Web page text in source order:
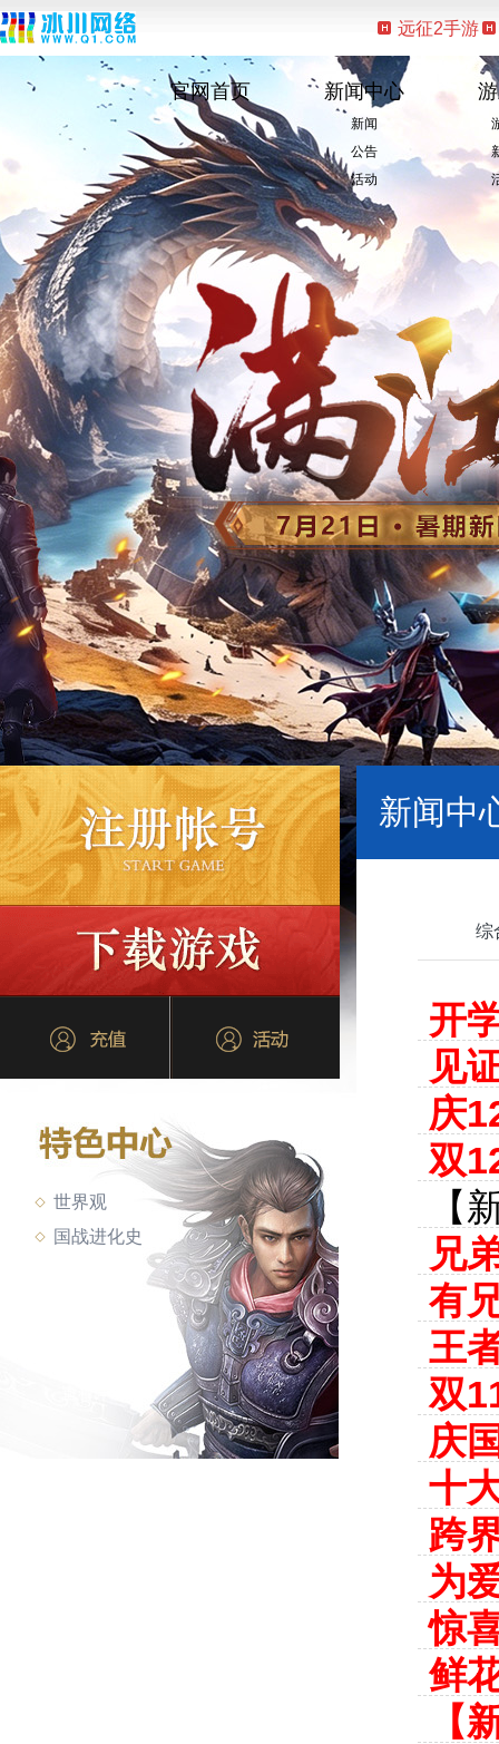
远征2手游
官网首页 新闻中心
新闻
公告
活动
世界观
国战进化史
新闻中
综
开
见
庆
双
【
兄
有
王
双
庆
十
跨
为
惊
鲜
【